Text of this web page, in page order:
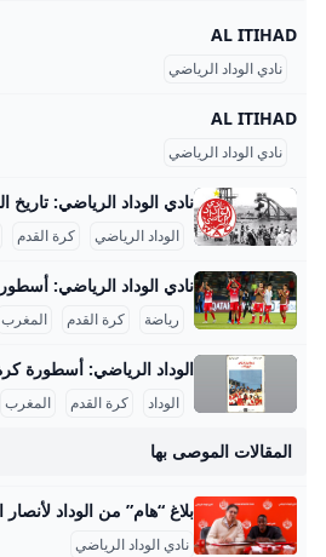
AL ITIHAD
نادي الوداد الرياضي
AL ITIHAD
نادي الوداد الرياضي
الوداد الرياضي كرة القدم
رياضة كرة القدم المغرب
الوداد كرة القدم المغرب
المقالات الموصى بها
نادي الوداد الرياضي